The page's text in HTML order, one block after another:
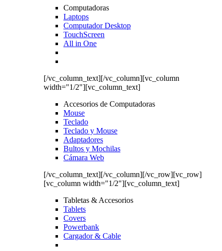
Computadoras
Laptops
Computador Desktop
TouchScreen
All in One
[/vc_column_text][/vc_column][vc_column
width="1/2"][vc_column_text]
Accesorios de Computadoras
Mouse
Teclado
Teclado y Mouse
Adaptadores
Bultos y Mochilas
Cámara Web
[/vc_column_text][/vc_column][/vc_row][vc_row]
[vc_column width="1/2"][vc_column_text]
Tabletas & Accesorios
Tablets
Covers
Powerbank
Cargador & Cable